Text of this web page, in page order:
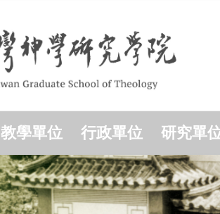
教學單位 行政單位 研究單